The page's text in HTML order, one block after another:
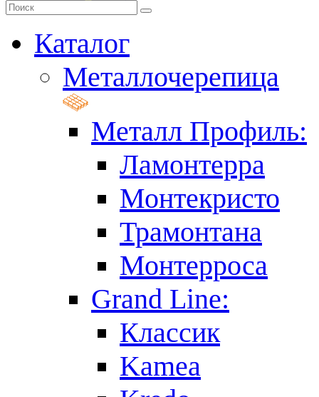
Каталог
Металлочерепица
Металл Профиль:
Ламонтерра
Монтекристо
Трамонтана
Монтерроса
Grand Line:
Классик
Kamea